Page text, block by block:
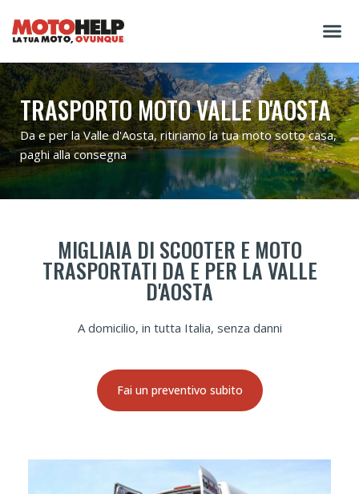
TRASPORTO MOTO VALLE D'AOSTA
Da e per la Valle d'Aosta, ritiriamo la tua moto sotto casa,
paghi alla consegna
MIGLIAIA DI SCOOTER E MOTO
TRASPORTATI DA E PER LA VALLE
D'AOSTA
A domicilio, in tutta Italia, senza danni
Fai un preventivo subito